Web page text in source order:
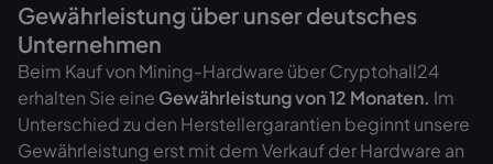
Gewährleistung über unser deutsches
Unternehmen
Beim Kauf von Mining-Hardware über Cryptohall24
erhalten Sie eine Gewährleistung von12 Monaten. Im
Unterschied zu den Herstellergarantien beginnt unsere
Gewährleistung erst mit dem Verkauf der Hardware an